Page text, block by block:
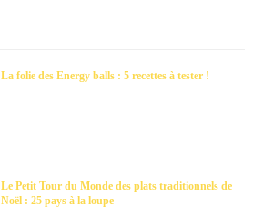
La folie des Energy balls : 5 recettes à tester !
Le Petit Tour du Monde des plats traditionnels de
Noël : 25 pays à la loupe